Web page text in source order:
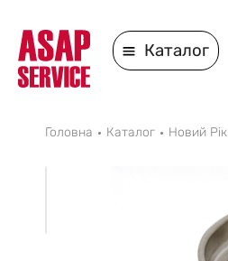
Каталог
Головна Каталог Новий Рік